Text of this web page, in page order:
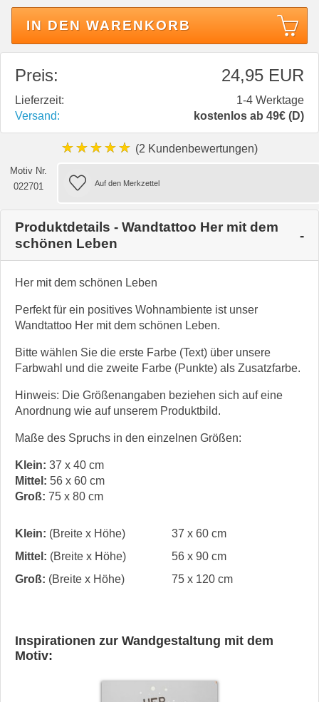
IN DEN WARENKORB
Preis: 24,95 EUR
Lieferzeit:
1-4 Werktage
Versand:
kostenlos ab 49€ (D)
★★★★★ (2 Kundenbewertungen)
Motiv Nr.
022701
Produktdetails - Wandtattoo Her mit dem
schönen Leben
Her mit dem schönen Leben
Perfekt für ein positives Wohnambiente ist unser
Wandtattoo Her mit dem schönen Leben.
Bitte wählen Sie die erste Farbe (Text) über unsere
Farbwahl und die zweite Farbe (Punkte) als Zusatzfarbe.
Hinweis: Die Größenangaben beziehen sich auf eine
Anordnung wie auf unserem Produktbild.
Maße des Spruchs in den einzelnen Größen:
Klein: 37 x 40 cm
Mittel: 56 x 60 cm
Groß: 75 x 80 cm
Klein: (Breite x Höhe)
37 x 60 cm
Mittel: (Breite x Höhe)
56 x 90 cm
Groß: (Breite x Höhe) 75 x 120 cm
Inspirationen zur Wandgestaltung mit dem
Motiv: